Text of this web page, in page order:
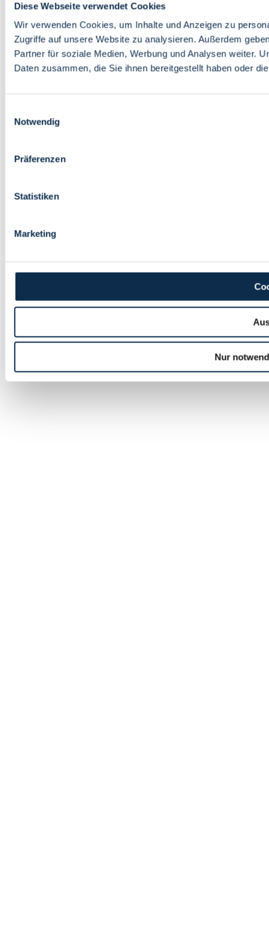
Diese Webseite verwendet Cookies
Wir verwenden Cookies, um Inhalte und Anzeigen zu
Zugriffe auf unsere Website zu analysieren. Außerdem
Partner für soziale Medien, Werbung und Analysen weiter.
Daten zusammen, die Sie ihnen bereitgestellt haben oder
Notwendig
Präferenzen
Statistiken
Marketing
Nur